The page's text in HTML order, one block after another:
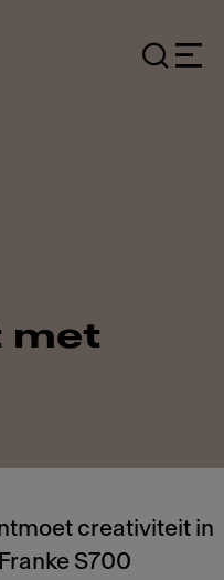
met
creativiteit in
S700